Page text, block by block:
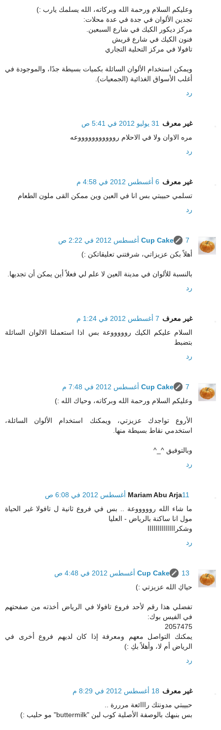
وعليكم السلام ورحمة الله وبركاته، الله يسلمك يارب :)
تجدين الألوان في جدة في عدة محلات:
مركز ديكور الكيك في شارع السبعين.
فنون الكيك في شارع قريش
تافولا في مركز التحلية التجاري
ويمكن استخدام الألوان السائلة بكميات بسيطة جدًا، والموجودة في
أغلب الأسواق الغذائية (الجمعيات).
رد
غير معرف
31 يوليو 2012 في 5:41 ص
مره الاوان ولا في الاحلام روووووووووووعه
رد
غير معرف 6 أغسطس 2012 في 4:58 م
تسلمي حبيبتي بس انا في العين وين ممكن القى ملون الطعام
رد
Cup Cake
7 أغسطس 2012 في 2:22 ص
أهلاً بكن عزيزاتي، شرفتني تعليقاتكن :)
بالنسبة للألوان في مدينة العين لا علم لي فعلاً أين يمكن أن تجديها.
رد
غير معرف 7 أغسطس 2012 في 1:24 م
السلام عليكم الكيك روووووعة بس اذا استعملنا الالوان السائلة
بتضبط
رد
Cup Cake
7 أغسطس 2012 في 7:48 م
وعليكم السلام ورحمة الله وبركاته، وحياك الله :)
الأروع تواجدك عزيزتي، ويمكنك استخدام الألوان السائلة،
استخدمي نقاط بسيطة منها.
وبالتوفيق ^_^
رد
Mariam Abu Arja11 أغسطس 2012 في 6:08 ص
ما شاء الله روووووعة .. بس في فروع ثانية ل تافولا غير الحياة
مول انا ساكنة بالرياض - العليا
وشكراااااااااااااا
رد
Cup Cake
13 أغسطس 2012 في 4:48 ص
حياكِ الله عزيزتي :)
تفضلي هذا رقم لأحد فروع تافولا في الرياض أخذته من صفحتهم
في الفيس بوك:
2057475
يمكنك التواصل معهم ومعرفة إذا كان لديهم فروع أخرى في
الرياض أم لا، وأهلاً بكِ :)
رد
غير معرف 18 أغسطس 2012 في 8:29 م
حبيبتي مدونتك رااائعة مرررة ..
بس بنبهك بالوصفة الأصلية كوب لبن "buttermilk" مو حليب :)